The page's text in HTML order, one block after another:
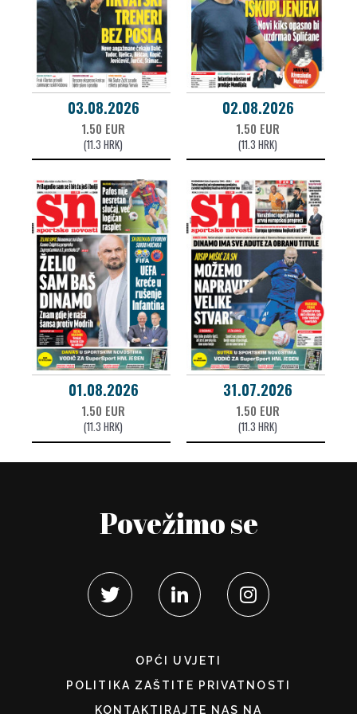
03.08.2026
1.50 EUR
(11.3 HRK)
02.08.2026
1.50 EUR
(11.3 HRK)
01.08.2026
1.50 EUR
(11.3 HRK)
31.07.2026
1.50 EUR
(11.3 HRK)
Povežimo se
OPĆI UVJETI
POLITIKA ZAŠTITE PRIVATNOSTI
KONTAKTIRAJTE NAS NA